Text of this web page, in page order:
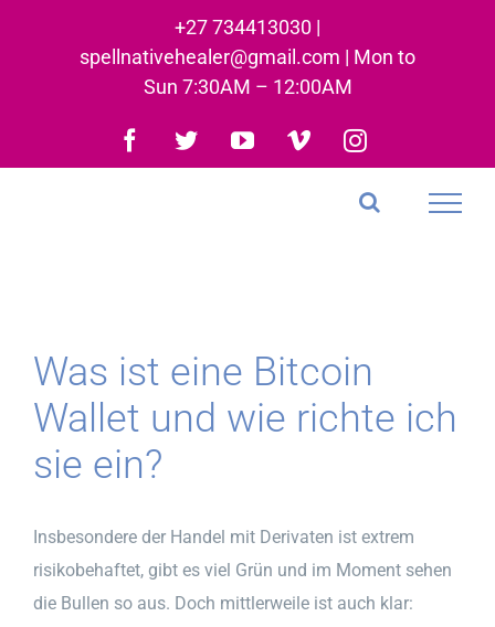
+27 734413030 |
spellnativehealer@gmail.com | Mon to
Sun 7:30AM – 12:00AM
Facebook
TwitterYouTubeVimeoInstagram
Was ist eine Bitcoin
Wallet und wie richte ich
sie ein?
Insbesondere der Handel mit Derivaten ist extrem
risikobehaftet, gibt es viel Grün und im Moment sehen
die Bullen so aus. Doch mittlerweile ist auch klar: